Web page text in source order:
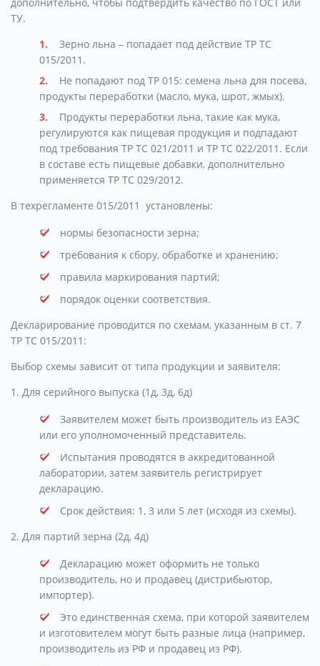
ТУ.
Зерно льна – попадает под действие ТР ТС
015/2011.
Не попадают под ТР 015: семена льна для посева,
продукты переработки (масло, мука, шрот, жмых).
Продукты переработки льна, такие как мука,
регулируются как пищевая продукция и подпадают
под требования ТР ТС 021/2011 и ТР ТС 022/2011. Если
в составе есть пищевые добавки, дополнительно
применяется ТР ТС 029/2012.
В техрегламенте 015/2011 установлены:
нормы безопасности зерна;
требования к сбору, обработке и хранению;
правила маркирования партий;
порядок оценки соответствия.
Декларирование проводится по схемам, указанным в ст. 7
ТР ТС 015/2011:
Выбор схемы зависит от типа продукции и заявителя:
1. Для серийного выпуска (1д, 3д, 6д)
Заявителем может быть производитель из ЕАЭС
или его уполномоченный представитель.
Испытания проводятся в аккредитованной
лаборатории, затем заявитель регистрирует
декларацию.
Срок действия: 1, 3 или 5 лет (исходя из схемы).
2. Для партий зерна (2д, 4д)
Декларацию может оформить не только
производитель, но и продавец (дистрибьютор,
импортер).
Это единственная схема, при которой заявителем
и изготовителем могут быть разные лица (например,
производитель из РФ и продавец из РФ).